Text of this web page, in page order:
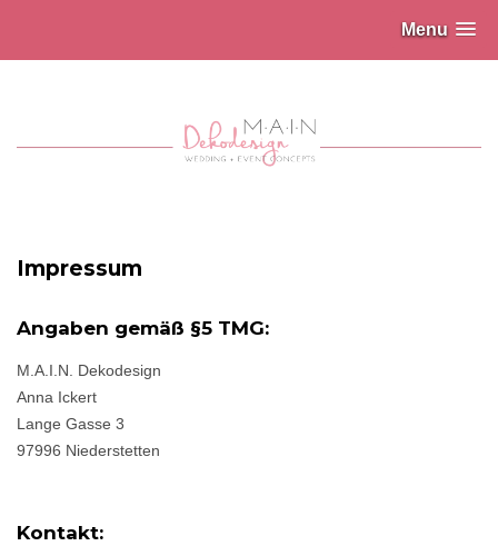
Menu
Impressum
Angaben gemäß §5 TMG:
M.A.I.N. Dekodesign
Anna Ickert
Lange Gasse 3
97996 Niederstetten
Kontakt: